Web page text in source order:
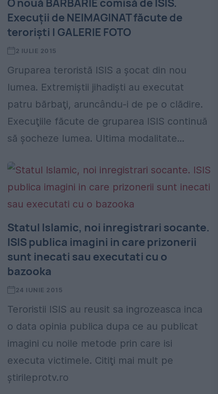
O nouă BARBARIE comisă de ISIS.
Execuţii de NEIMAGINAT făcute de
terorişti | GALERIE FOTO
2 IULIE 2015
Gruparea teroristă ISIS a şocat din nou
lumea. Extremiştii jihadişti au executat
patru bărbaţi, aruncându-i de pe o clădire.
Execuţiile făcute de gruparea ISIS continuă
să şocheze lumea. Ultima modalitate...
Statul Islamic, noi inregistrari socante.
ISIS publica imagini in care prizonerii
sunt inecati sau executati cu o
bazooka
24 IUNIE 2015
Teroristii ISIS au reusit sa ingrozeasca inca
o data opinia publica dupa ce au publicat
imagini cu noile metode prin care isi
executa victimele. Citiţi mai mult pe
ştirileprotv.ro